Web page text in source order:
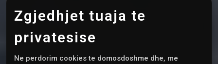
Zgjedhjet tuaja te
privatesise
Ne perdorim cookies te domosdoshme dhe, me